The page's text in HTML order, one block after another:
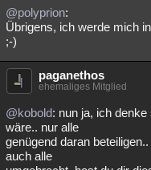
@polyprion:
Übrigens, ich werde mich
;-)
paganethos
ehemaliges Mitglied
@kobold: nun ja, ich
wäre.. nur alle
genügend daran
auch alle